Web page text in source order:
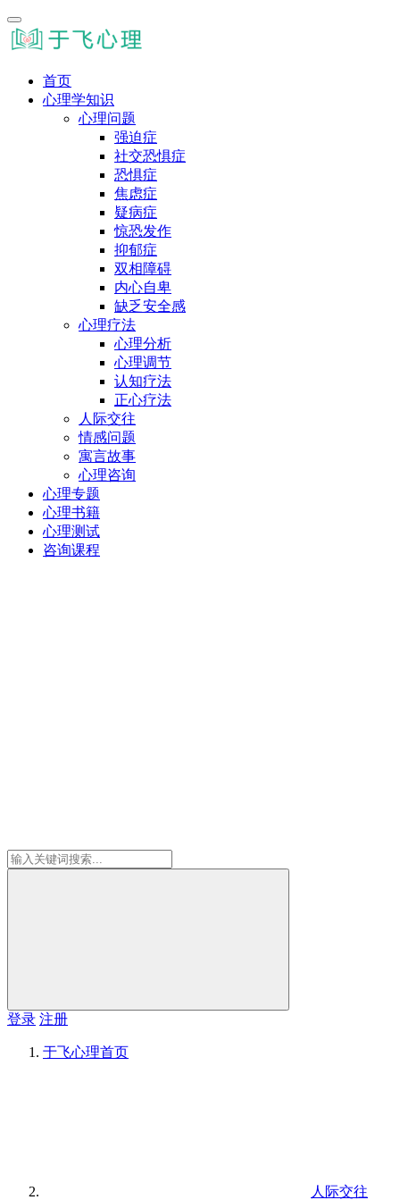
首页
心理学知识
心理问题
强迫症
社交恐惧症
恐惧症
焦虑症
疑病症
惊恐发作
抑郁症
双相障碍
内心自卑
缺乏安全感
心理疗法
心理分析
心理调节
认知疗法
正心疗法
人际交往
情感问题
寓言故事
心理咨询
心理专题
心理书籍
心理测试
咨询课程
登录 注册
于飞心理首页
人际交往